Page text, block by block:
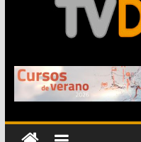
La Entraeta Festera llena
Campo con la recepción
El XII Festival de Jazz de
figuras nacionales e
Torrecremada
Los Moros y Cristianos
dan inicio a las fiestas en